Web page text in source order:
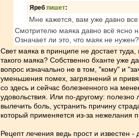
Яреб пишет:
Мне кажется, вам уже давно все
Смотрителю маяка давно всё ясно
Означает ли это, что маяк не нужен?
Свет маяка в принципе не достает
такого маяка? Собственно бханте уже
вопрос изначально не в том, "кому" и
уменьшения помех, загрязнений и
со здесь и сейчас болезненного на
удовольствия. Или по-другому: полезно
вылечить боль, устранить причину
который применяется из-за нежелания
Рецепт лечения ведь прост и известен -